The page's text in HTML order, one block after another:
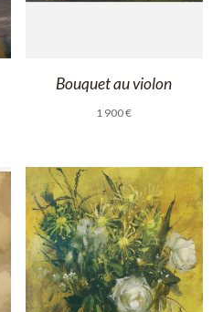
Bouquet au violon
1 900€